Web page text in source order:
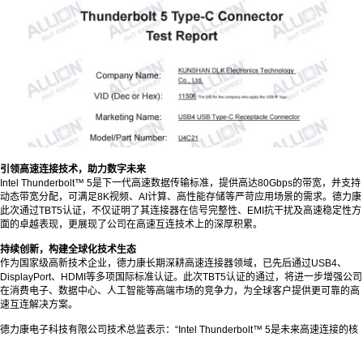
引领高速连接技术，助力数字未来
Intel Thunderbolt™ 5是下一代高速数据传输标准，提供高达80Gbps的带宽，并支持
动态带宽分配，可满足8K视频、AI计算、高性能存储等严苛应用场景的需求。德力康
此次通过TBT5认证，不仅证明了其连接器在信号完整性、EMI抗干扰及高速稳定性方
面的卓越表现，更展现了公司在高速互连技术上的深厚积累。
持续创新，构建全球化技术生态
作为国家级高新技术企业，德力康长期深耕高速连接器领域，已先后通过USB4、
DisplayPort、HDMI等多项国际标准认证。此次TBT5认证的通过，将进一步增强公司
在消费电子、数据中心、人工智能等高端市场的竞争力，为全球客户提供更可靠的高
速互连解决方案。
德力康电子科技有限公司技术总监表示：“Intel Thunderbolt™ 5是未来高速连接的核